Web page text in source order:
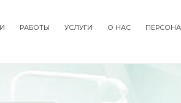
РАБОТЫ УСЛУГИ О НАС